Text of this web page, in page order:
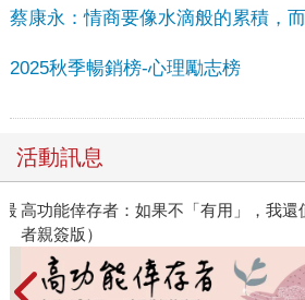
蔡康永：情商要像水滴般的累積，
2025秋季暢銷榜-心理勵志榜
活動訊息
得被愛嗎？（限量作 2026年8月金石堂